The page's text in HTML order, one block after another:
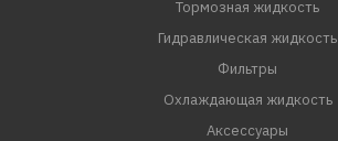
Тормозная жидкость
Гидравлическая жидкость
Фильтры
Охлаждающая жидкость
Аксессуары